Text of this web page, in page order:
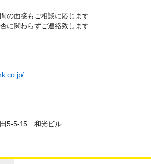
の面接もご相談に応じます
に関わらずご連絡致します
田5-5-15 和光ビル